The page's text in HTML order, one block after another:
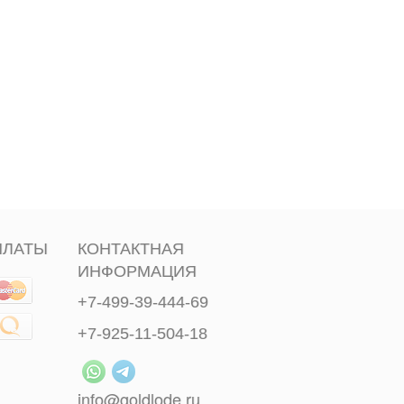
КОНТАКТНАЯ
ИНФОРМАЦИЯ
+7-499-39-444-69
+7-925-11-504-18
info@goldlode.ru